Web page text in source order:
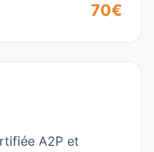
70€
A2P et